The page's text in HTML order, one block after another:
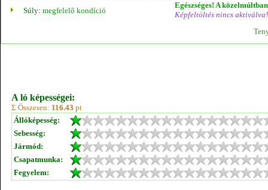
Súly: megfelelő kondíció
Egészséges! A
Képfeltöltés nincs aktiválva!
A ló képességei:
Σ Összesen: 116.43 pt
Állóképesség:
Sebesség:
Jármód:
Csapatmunka:
Fegyelem: